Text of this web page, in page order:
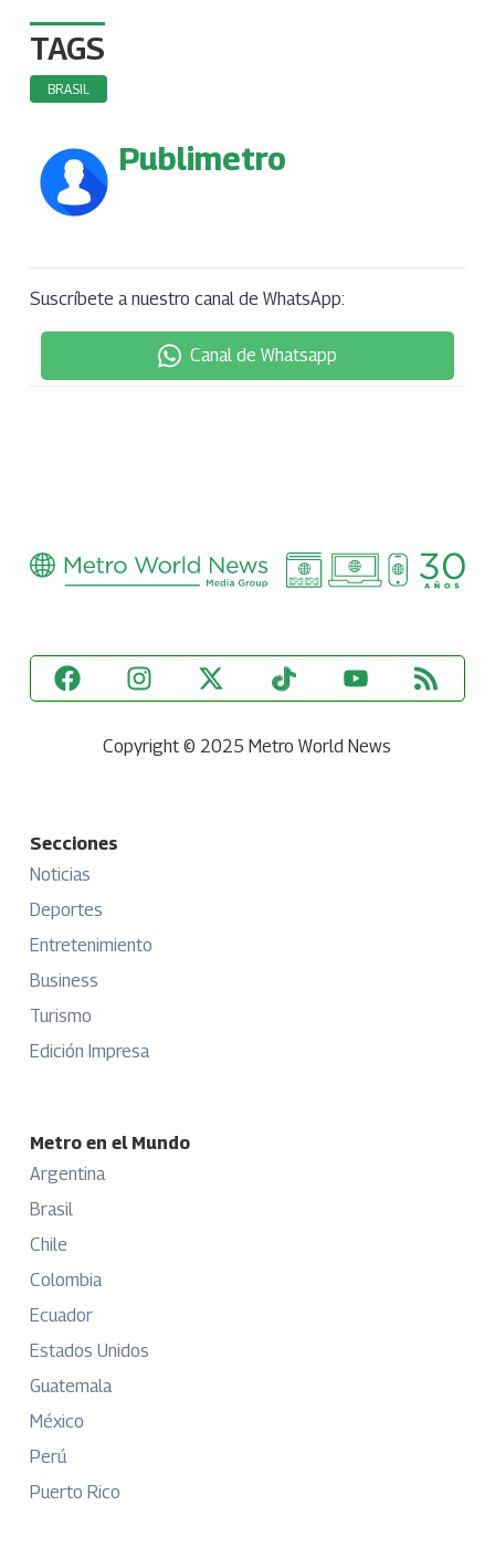
TAGS
BRASIL
Publimetro
Suscríbete a nuestro canal de WhatsApp:
Canal de Whatsapp
Copyright © 2025 Metro World News
Secciones
Noticias
Deportes
Entretenimiento
Business
Turismo
Edición Impresa
Metro en el Mundo
Argentina
Brasil
Chile
Colombia
Ecuador
Estados Unidos
Guatemala
México
Perú
Puerto Rico